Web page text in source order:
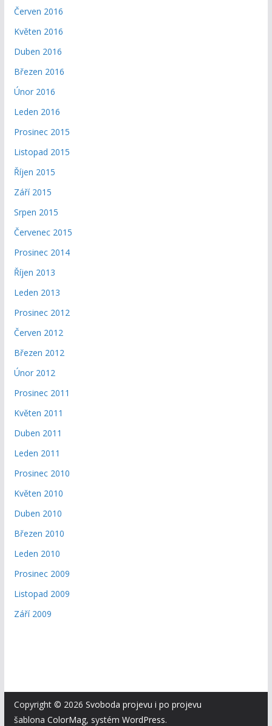
Červen 2016
Květen 2016
Duben 2016
Březen 2016
Únor 2016
Leden 2016
Prosinec 2015
Listopad 2015
Říjen 2015
Září 2015
Srpen 2015
Červenec 2015
Prosinec 2014
Říjen 2013
Leden 2013
Prosinec 2012
Červen 2012
Březen 2012
Únor 2012
Prosinec 2011
Květen 2011
Duben 2011
Leden 2011
Prosinec 2010
Květen 2010
Duben 2010
Březen 2010
Leden 2010
Prosinec 2009
Listopad 2009
Září 2009
Copyright © 2026 Svoboda projevu i po projevu
šablona ColorMag, systém WordPress.